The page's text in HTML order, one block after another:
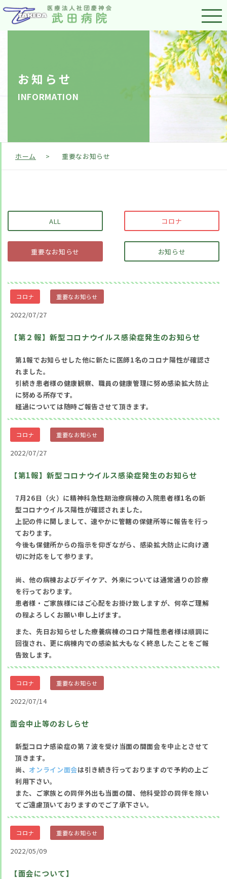
お知らせ
INFORMATION
ホーム > 重要なお知らせ
ALL コロナ
重要なお知らせ お知らせ
コロナ 重要なお知らせ
2022/07/27
【第２報】新型コロナウイルス感染症発生のお知らせ
第1報でお知らせした他に新たに医師1名のコロナ陽性が確認さ
れました。
引続き患者様の健康観察、職員の健康管理に努め感染拡大防止
に努める所存です。
経過については随時ご報告させて頂きます。
コロナ 重要なお知らせ
2022/07/27
【第1報】新型コロナウイルス感染症発生のお知らせ
7月26日（火）に精神科急性期治療病棟の入院患者様1名の新
型コロナウイルス陽性が確認されました。
上記の件に関しまして、速やかに管轄の保健所等に報告を行っ
ております。
今後も保健所からの指示を仰ぎながら、感染拡大防止に向け適
切に対応をして参ります。
尚、他の病棟およびデイケア、外来については通常通りの診療
を行っております。
患者様・ご家族様にはご心配をお掛け致しますが、何卒ご理解
の程よろしくお願い申し上げます。
また、先日お知らせした療養病棟のコロナ陽性患者様は順調に
回復され、更に病棟内での感染拡大もなく終息したことをご報
告致します。
コロナ 重要なお知らせ
2022/07/14
面会中止等のおしらせ
新型コロナ感染症の第７波を受け当面の間面会を中止とさせて
頂きます。
尚、 オンライン面会は引き続き行っておりますので予約の上ご
利用下さい。
また、ご家族との同伴外出も当面の間、他科受診の同伴を除い
てご遠慮頂いておりますのでご了承下さい。
コロナ 重要なお知らせ
2022/05/09
【面会について】